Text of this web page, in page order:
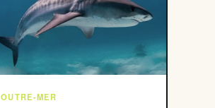
OUTRE-MER